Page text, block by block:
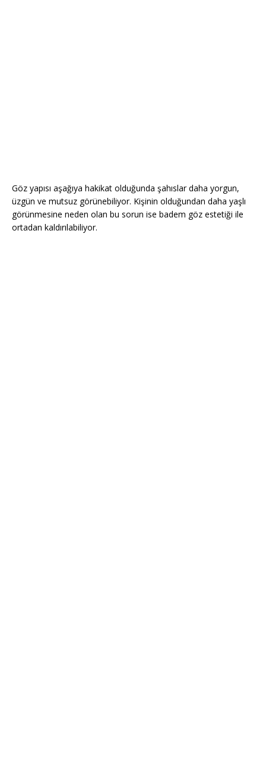
Göz yapısı aşağıya hakikat olduğunda şahıslar daha yorgun,
üzgün ve mutsuz görünebiliyor. Kişinin olduğundan daha yaşlı
görünmesine neden olan bu sorun ise badem göz estetiği ile
ortadan kaldırılabiliyor.